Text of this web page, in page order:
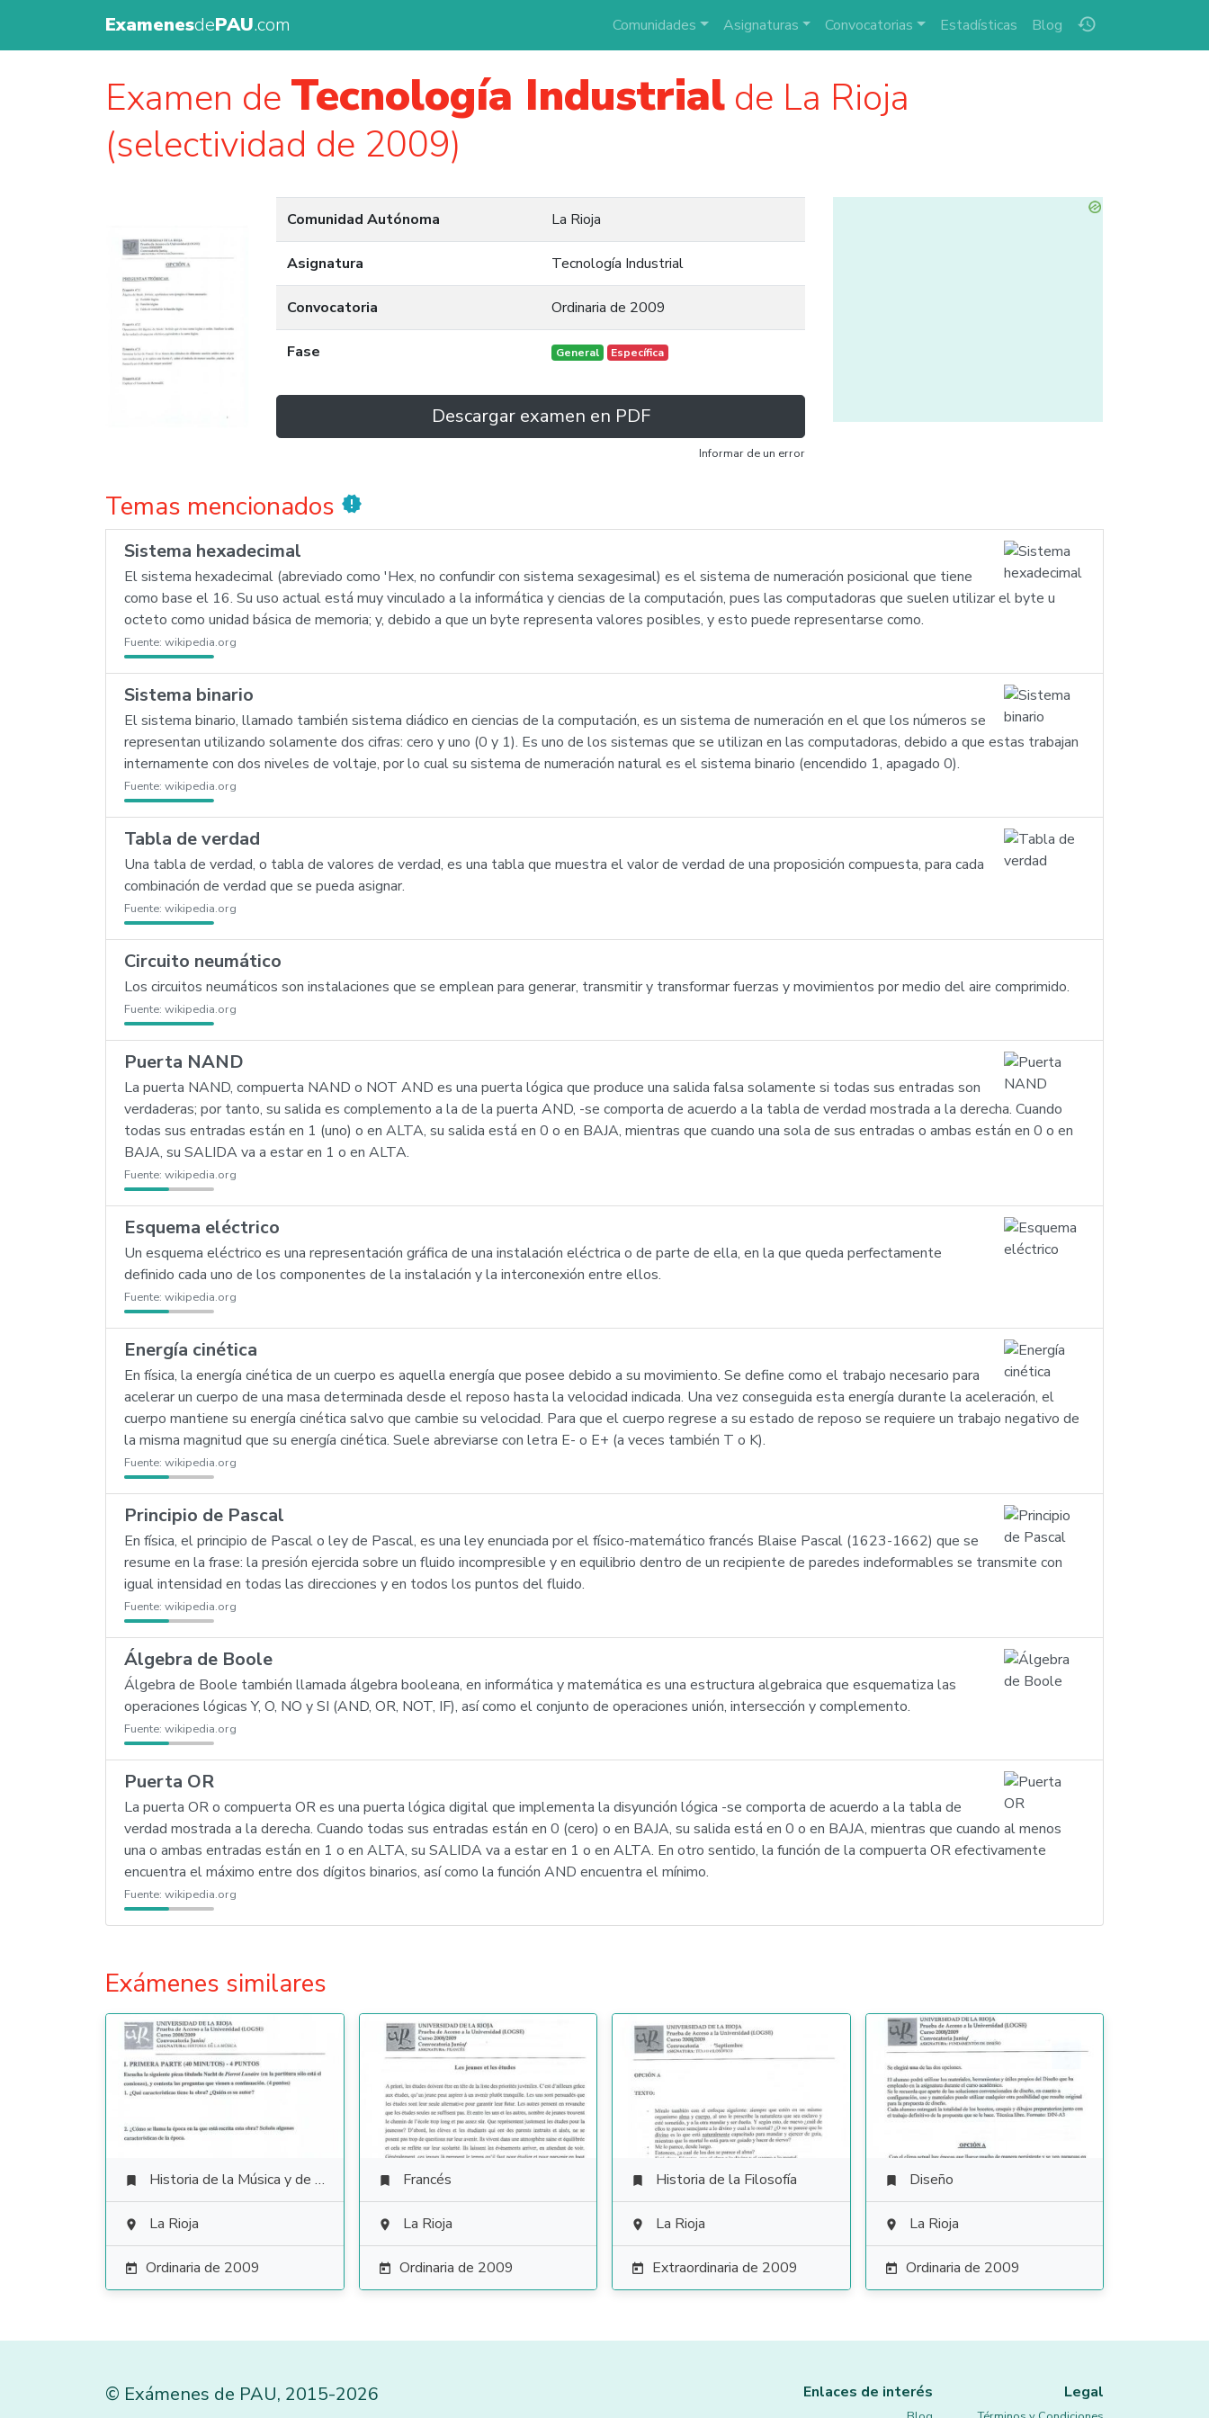
ExamenesdePAU.com history
Comunidades Asignaturas Convocatorias Estadísticas Blog
Examen de Tecnología Industrial de La Rioja
(selectividad de 2009)
Comunidad Autónoma La Rioja
Asignatura Tecnología Industrial
Convocatoria Ordinaria de 2009
Fase General Específica
Descargar examen en PDF
Informar de un error
Temas mencionados new_releases
Sistema hexadecimal
El sistema hexadecimal (abreviado como 'Hex, no confundir con sistema sexagesimal) es el sistema de numeración posicional que tiene
como base el 16. Su uso actual está muy vinculado a la informática y ciencias de la computación, pues las computadoras que suelen utilizar el byte u
octeto como unidad básica de memoria; y, debido a que un byte representa valores posibles, y esto puede representarse como.
Fuente: wikipedia.org
Sistema binario
El sistema binario, llamado también sistema diádico en ciencias de la computación, es un sistema de numeración en el que los números se
representan utilizando solamente dos cifras: cero y uno (0 y 1). Es uno de los sistemas que se utilizan en las computadoras, debido a que estas trabajan
internamente con dos niveles de voltaje, por lo cual su sistema de numeración natural es el sistema binario (encendido 1, apagado 0).
Fuente: wikipedia.org
Tabla de verdad
Una tabla de verdad, o tabla de valores de verdad, es una tabla que muestra el valor de verdad de una proposición compuesta, para cada
combinación de verdad que se pueda asignar.
Fuente: wikipedia.org
Circuito neumático
Los circuitos neumáticos son instalaciones que se emplean para generar, transmitir y transformar fuerzas y movimientos por medio del aire comprimido.
Fuente: wikipedia.org
Puerta NAND
La puerta NAND, compuerta NAND o NOT AND es una puerta lógica que produce una salida falsa solamente si todas sus entradas son
verdaderas; por tanto, su salida es complemento a la de la puerta AND, -se comporta de acuerdo a la tabla de verdad mostrada a la derecha. Cuando
todas sus entradas están en 1 (uno) o en ALTA, su salida está en 0 o en BAJA, mientras que cuando una sola de sus entradas o ambas están en 0 o en
BAJA, su SALIDA va a estar en 1 o en ALTA.
Fuente: wikipedia.org
Esquema eléctrico
Un esquema eléctrico es una representación gráfica de una instalación eléctrica o de parte de ella, en la que queda perfectamente
definido cada uno de los componentes de la instalación y la interconexión entre ellos.
Fuente: wikipedia.org
Energía cinética
En física, la energía cinética de un cuerpo es aquella energía que posee debido a su movimiento. Se define como el trabajo necesario para
acelerar un cuerpo de una masa determinada desde el reposo hasta la velocidad indicada. Una vez conseguida esta energía durante la aceleración, el
cuerpo mantiene su energía cinética salvo que cambie su velocidad. Para que el cuerpo regrese a su estado de reposo se requiere un trabajo negativo de
la misma magnitud que su energía cinética. Suele abreviarse con letra E- o E+ (a veces también T o K).
Fuente: wikipedia.org
Principio de Pascal
En física, el principio de Pascal o ley de Pascal, es una ley enunciada por el físico-matemático francés Blaise Pascal (1623-1662) que se
resume en la frase: la presión ejercida sobre un fluido incompresible y en equilibrio dentro de un recipiente de paredes indeformables se transmite con
igual intensidad en todas las direcciones y en todos los puntos del fluido.
Fuente: wikipedia.org
Álgebra de Boole
Álgebra de Boole también llamada álgebra booleana, en informática y matemática es una estructura algebraica que esquematiza las
operaciones lógicas Y, O, NO y SI (AND, OR, NOT, IF), así como el conjunto de operaciones unión, intersección y complemento.
Fuente: wikipedia.org
Puerta OR
La puerta OR o compuerta OR es una puerta lógica digital que implementa la disyunción lógica -se comporta de acuerdo a la tabla de
verdad mostrada a la derecha. Cuando todas sus entradas están en 0 (cero) o en BAJA, su salida está en 0 o en BAJA, mientras que cuando al menos
una o ambas entradas están en 1 o en ALTA, su SALIDA va a estar en 1 o en ALTA. En otro sentido, la función de la compuerta OR efectivamente
encuentra el máximo entre dos dígitos binarios, así como la función AND encuentra el mínimo.
Fuente: wikipedia.org
Exámenes similares
 Historia de la Música y de la Danza
 La Rioja
 Ordinaria de 2009
 Francés
 La Rioja
 Ordinaria de 2009
 Historia de la Filosofía
 La Rioja
 Extraordinaria de 2009
 Diseño
 La Rioja
 Ordinaria de 2009
© Exámenes de PAU, 2015-2026 Enlaces de interés Legal